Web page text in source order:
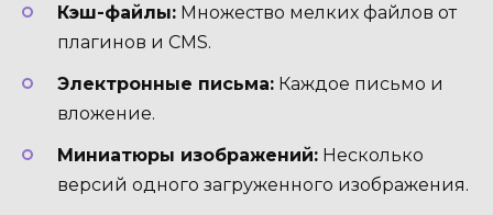
Кэш-файлы: Множество мелких файлов от
плагинов и CMS.
Электронные письма: Каждое письмо и
вложение.
Миниатюры изображений: Несколько
версий одного загруженного изображения.